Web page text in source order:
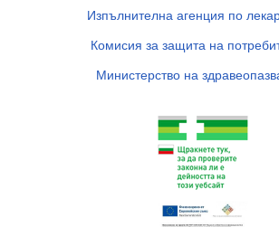
Изпълнителна агенция по
Комисия за защита на
Министерство на